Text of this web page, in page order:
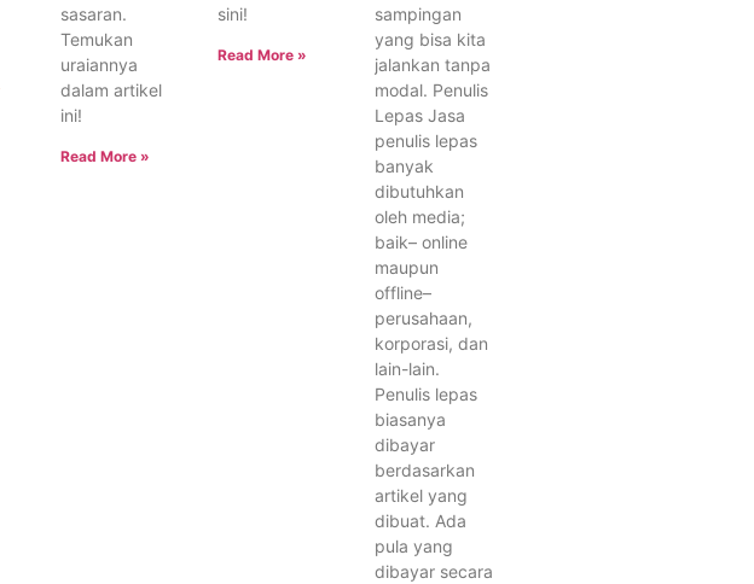
sasaran.
Temukan
uraiannya
dalam artikel
ini!
Read More »
sini!
Read More »
sampingan
yang bisa kita
jalankan tanpa
modal. Penulis
Lepas Jasa
penulis lepas
banyak
dibutuhkan
oleh media;
baik– online
maupun
offline–
perusahaan,
korporasi, dan
lain-lain.
Penulis lepas
biasanya
dibayar
berdasarkan
artikel yang
dibuat. Ada
pula yang
dibayar secara